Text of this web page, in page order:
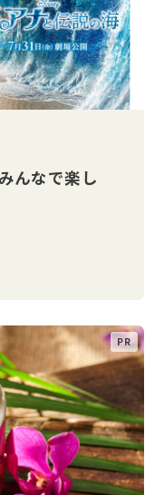
んなで楽し